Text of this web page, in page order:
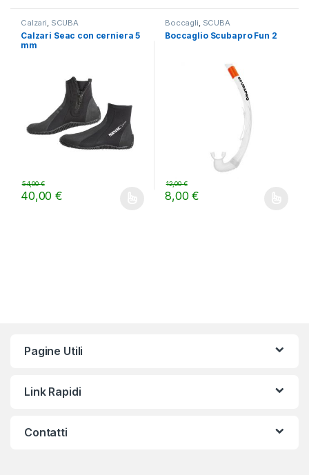
Calzari, SCUBA
Calzari Seac con cerniera 5
mm
40,00€
54,00€
Questo prodotto ha più varianti. Le opzioni possono essere
Boccagli, SCUBA
Boccaglio Scubapro Fun 2
8,00€
12,00€
Questo prodotto ha più
Pagine Utili
Link Rapidi
Contatti